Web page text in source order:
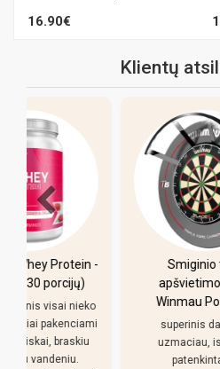
16.90€
Klientų
Smiginio taikinio
apšvietimo sistema
Winmau Polaris 120°
superinis dalykas,
uzmaciau, isigijau,
patenkintas!..